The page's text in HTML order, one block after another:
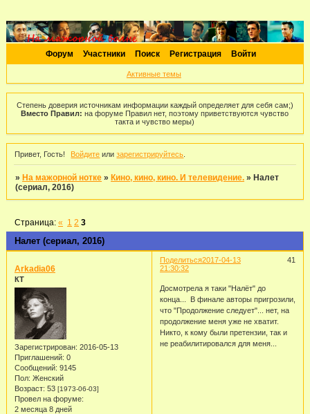
Форум Участники Поиск Регистрация Войти
Активные темы
Степень доверия источникам информации каждый определяет для себя сам;)
Вместо Правил: на форуме Правил нет, поэтому приветствуются чувство
такта и чувство меры)
Привет, Гость! Войдите илизарегистрируйтесь
» На мажорной нотке » Кино, кино, кино. И телевидение. » Налет
(сериал, 2016)
Налет (сериал, 2016)
Страница:« 1 2 3
Поделиться 41
2017-04-13
21:30:32
Arkadia06
КТ
Зарегистрирован: 2016-05-13
Приглашений: 0
Сообщений: 9145
Пол: Женский
Возраст: 53 [1973-06-03]
Провел на форуме:
2 месяца 8 дней
Досмотрела я таки "Налёт" до
конца... В финале авторы пригрозили,
что "Продолжение следует"... нет, на
продолжение меня уже не хватит.
Никто, к кому были претензии, так и
не реабилитировался для меня...